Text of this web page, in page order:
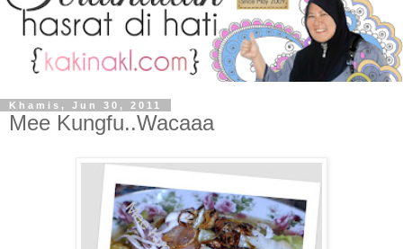
Khamis, Jun 30, 2011
Mee Kungfu..Wacaaa